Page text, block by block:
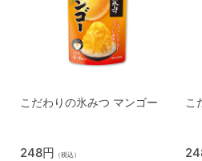
こだわりの氷みつ マンゴー
248円 （税込）
こ